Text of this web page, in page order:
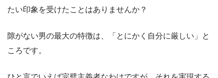
たい印象を受けたことはありませんか？
隙がない男の最大の特徴は、「とにかく自分に厳しい」と
ころです。